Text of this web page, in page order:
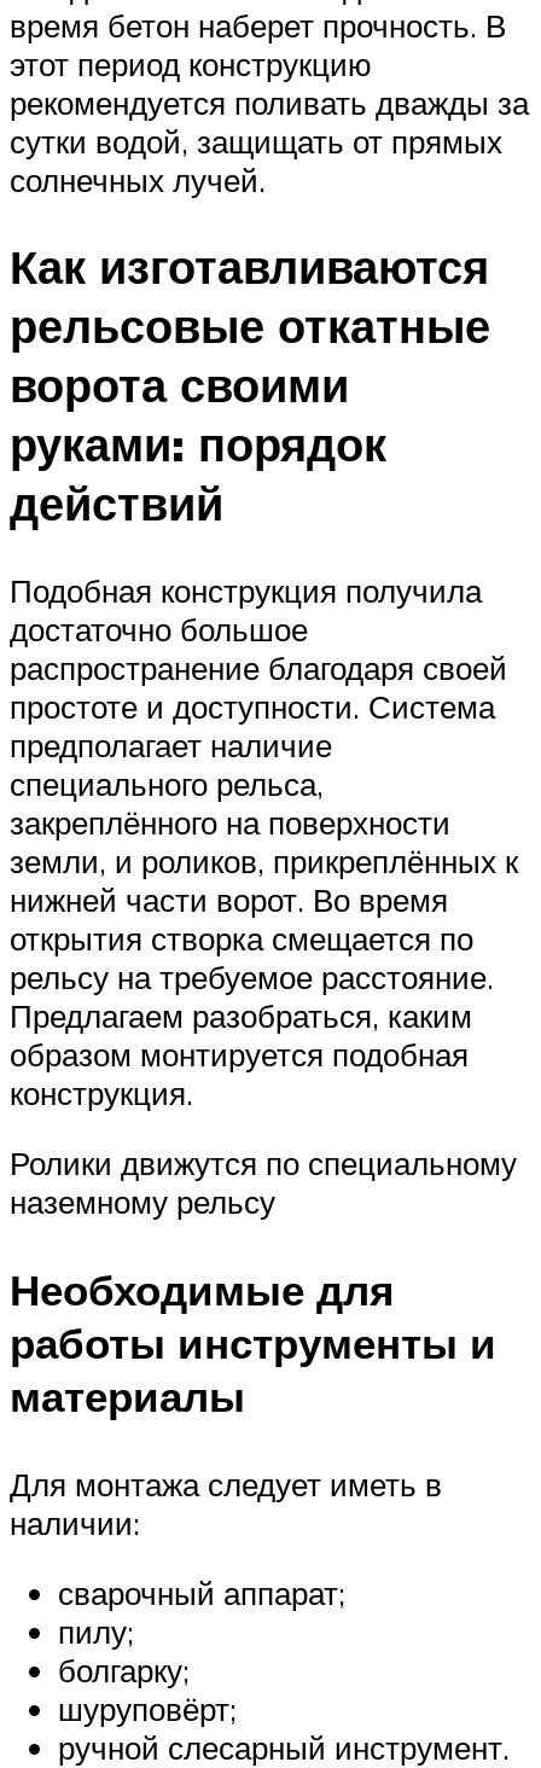
время бетон наберет прочность. В
этот период конструкцию
рекомендуется поливать дважды за
сутки водой, защищать от прямых
солнечных лучей.
Как изготавливаются
рельсовые откатные
ворота своими
руками: порядок
действий
Подобная конструкция получила
достаточно большое
распространение благодаря своей
простоте и доступности. Система
предполагает наличие
специального рельса,
закреплённого на поверхности
земли, и роликов, прикреплённых к
нижней части ворот. Во время
открытия створка смещается по
рельсу на требуемое расстояние.
Предлагаем разобраться, каким
образом монтируется подобная
конструкция.
Ролики движутся по специальному
наземному рельсу
Необходимые для
работы инструменты и
материалы
Для монтажа следует иметь в
наличии:
сварочный аппарат;
пилу;
болгарку;
шуруповёрт;
ручной слесарный инструмент.